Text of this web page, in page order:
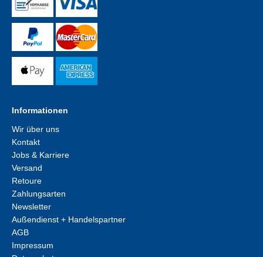
Informationen
Wir über uns
Kontakt
Jobs & Karriere
Versand
Retoure
Zahlungsarten
Newsletter
Außendienst + Handelspartner
AGB
Impressum